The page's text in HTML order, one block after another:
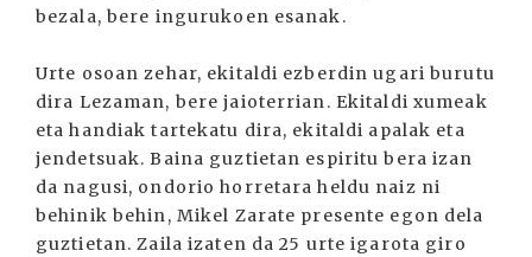
bezala, bere ingurukoen esanak.
Urte osoan zehar, ekitaldi ezberdin ugari burutu
dira Lezaman, bere jaioterrian. Ekitaldi xumeak
eta handiak tartekatu dira, ekitaldi apalak eta
jendetsuak. Baina guztietan espiritu bera izan
da nagusi, ondorio horretara heldu naiz ni
behinik behin, Mikel Zarate presente egon dela
guztietan. Zaila izaten da 25 urte igarota giro